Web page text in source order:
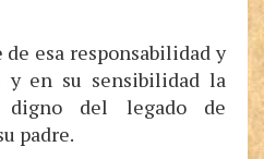
esa responsabilidad y
y en su sensibilidad la
del legado de
padre.